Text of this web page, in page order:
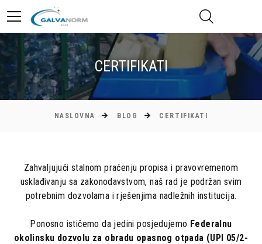
CERTIFIKATI
NASLOVNA BLOG CERTIFIKATI
Zahvaljujući stalnom praćenju propisa i pravovremenom
usklađivanju sa zakonodavstvom, naš rad je podržan svim
potrebnim dozvolama i rješenjima nadležnih institucija.
Ponosno ističemo da jedini posjedujemo Federalnu
okolinsku dozvolu za obradu opasnog otpada (UPI 05/2-